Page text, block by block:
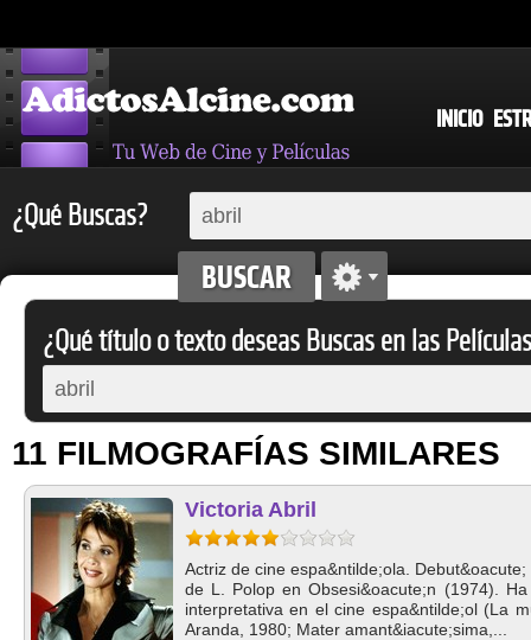
INICIO
¿Qué Buscas?
¿Qué título o texto deseas Buscas en las
11 FILMOGRAFÍAS SIMILARES
Victoria Abril
Actriz de cine espa&ntilde;ola.
de L. Polop en Obsesi&oacute;n (1974).
interpretativa en el cine espa&ntilde;ol (La
Aranda, 1980; Mater amant&iacute;sima,...